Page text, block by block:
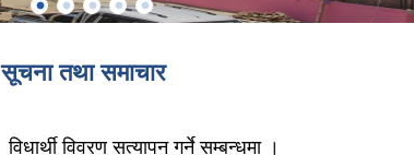
सूचना तथा समाचार
विधार्थी विवरण सत्यापन गर्ने सम्बन्धमा ।